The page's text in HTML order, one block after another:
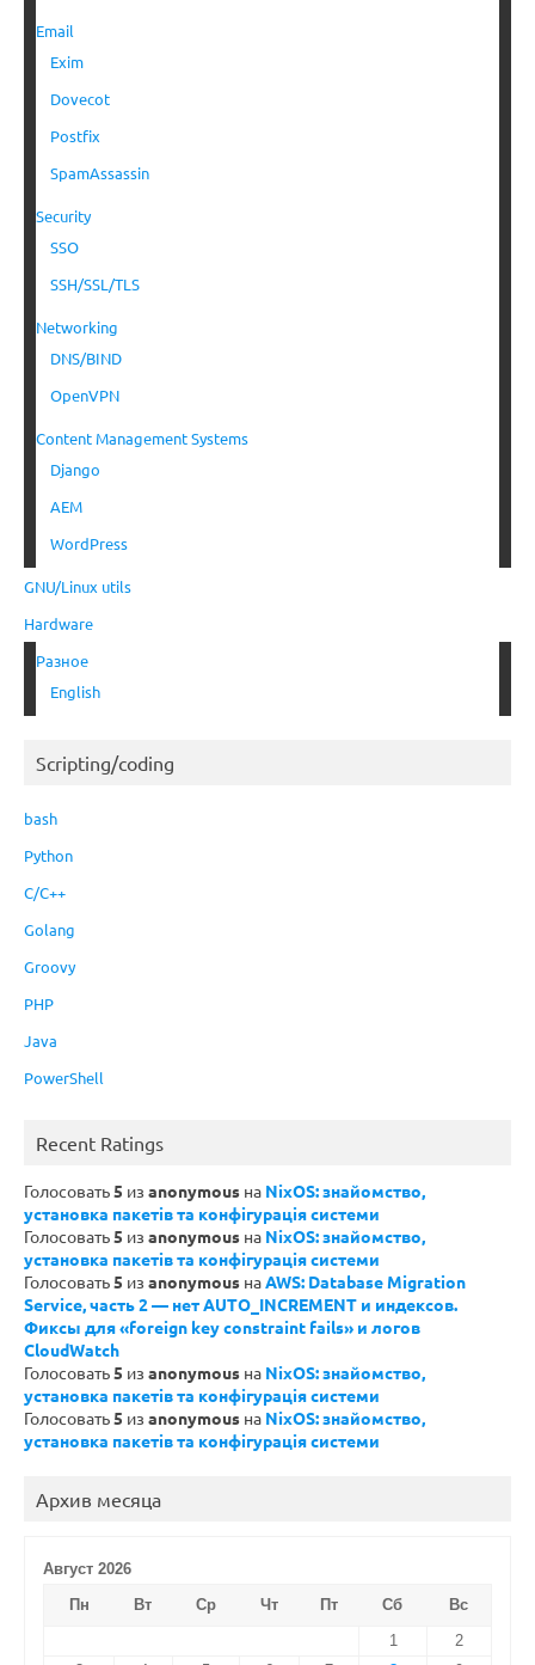
Email
Exim
Dovecot
Postfix
SpamAssassin
Security
SSO
SSH/SSL/TLS
Networking
DNS/BIND
OpenVPN
Content Management Systems
Django
AEM
WordPress
GNU/Linux utils
Hardware
Разное
English
Scripting/coding
bash
Python
C/C++
Golang
Groovy
PHP
Java
PowerShell
Recent Ratings
Голосовать5 из anonymous на NixOS: знайомство,
установка пакетів та конфігурація системи
Голосовать5 из anonymous на NixOS: знайомство,
установка пакетів та конфігурація системи
Голосовать5 из anonymous наAWS: Database Migration
Service, часть 2 — нет AUTO_INCREMENT и индексов.
Фиксы для «foreign key constraint fails» и логов
CloudWatch
Голосовать5 из anonymous на NixOS: знайомство,
установка пакетів та конфігурація системи
Голосовать5 из anonymous на NixOS: знайомство,
установка пакетів та конфігурація системи
Архив месяца
Август 2026
Пн
Вт Ср Чт Пт Сб
Вс
1
2